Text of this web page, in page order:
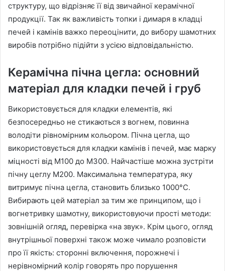
структуру, що відрізняє її від звичайної керамічної
продукції. Так як важливість топки і димаря в кладці
печей і камінів важко переоцінити, до вибору шамотних
виробів потрібно підійти з усією відповідальністю.
Керамічна пічна цегла: основний
матеріал для кладки печей і груб
Використовується для кладки елементів, які
безпосередньо не стикаються з вогнем, повинна
володіти рівномірним кольором. Пічна цегла, що
використовується для кладки камінів і печей, має марку
міцності від М100 до М300. Найчастіше можна зустріти
пічну цеглу М200. Максимальна температура, яку
витримує пічна цегла, становить близько 1000°C.
Вибирають цей матеріал за тим же принципом, що і
вогнетривку шамотну, використовуючи прості методи:
зовнішній огляд, перевірка «на звук». Крім цього, огляд
внутрішньої поверхні також може чимало розповісти
про її якість: сторонні включення, порожнечі і
нерівномірний колір говорять про порушення